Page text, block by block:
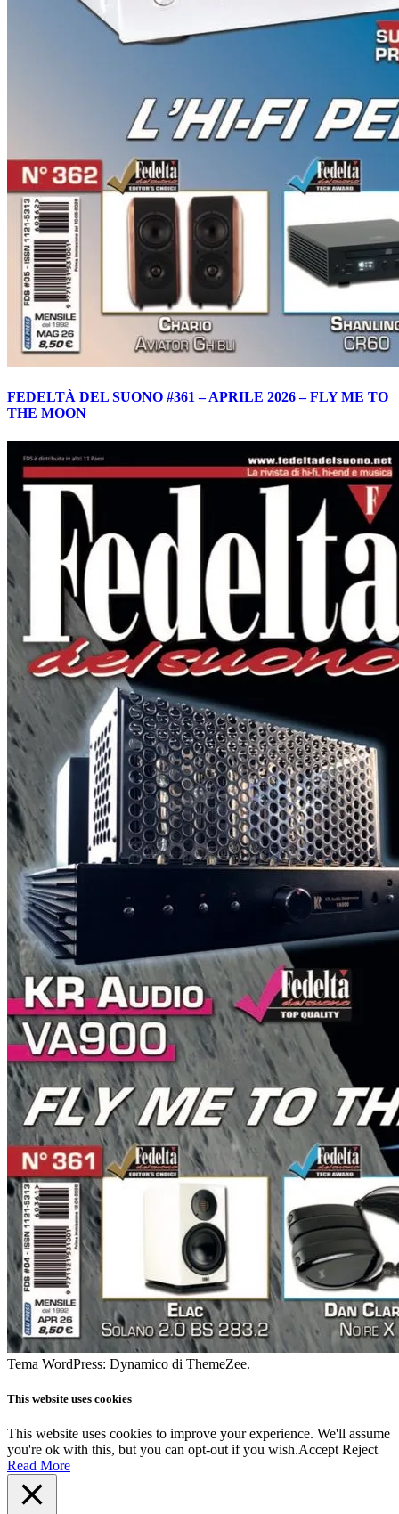
FEDELTÀ DEL SUONO #361 – APRILE 2026 – FLY ME TO
THE MOON
Tema WordPress: Dynamico di ThemeZee.
This website uses cookies
This website uses cookies to improve your experience. We'll assume
you're ok with this, but you can opt-out if you wish.Accept Reject
Read More